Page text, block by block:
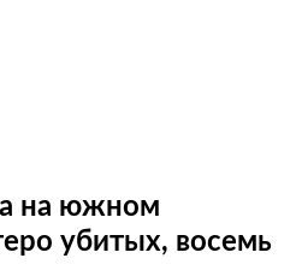
на южном
убитых, восемь